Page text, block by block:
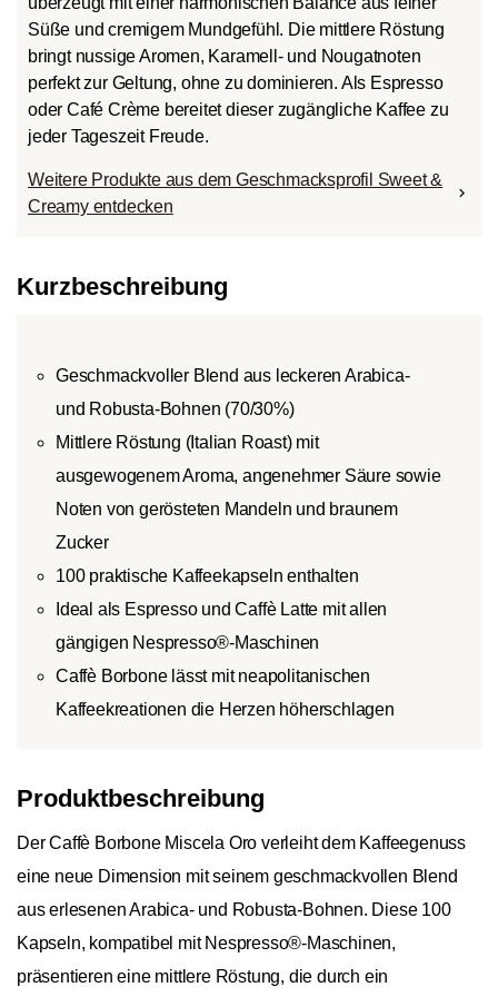
Süße und cremigem Mundgefühl. Die mittlere Röstung
bringt nussige Aromen, Karamell- und Nougatnoten
perfekt zur Geltung, ohne zu dominieren. Als Espresso
oder Café Crème bereitet dieser zugängliche Kaffee zu
jeder Tageszeit Freude.
Weitere Produkte aus dem Geschmacksprofil Sweet &
Creamy entdecken
Kurzbeschreibung
Geschmackvoller Blend aus leckeren Arabica-
und Robusta-Bohnen (70/30%)
Mittlere Röstung (Italian Roast) mit
ausgewogenem Aroma, angenehmer Säure sowie
Noten von gerösteten Mandeln und braunem
Zucker
100 praktische Kaffeekapseln enthalten
Ideal als Espresso und Caffè Latte mit allen
gängigen Nespresso®-Maschinen
Caffè Borbone lässt mit neapolitanischen
Kaffeekreationen die Herzen höherschlagen
Produktbeschreibung
Der Caffè Borbone Miscela Oro verleiht dem Kaffeegenuss
eine neue Dimension mit seinem geschmackvollen Blend
aus erlesenen Arabica- und Robusta-Bohnen. Diese 100
Kapseln, kompatibel mit Nespresso®-Maschinen,
präsentieren eine mittlere Röstung, die durch ein